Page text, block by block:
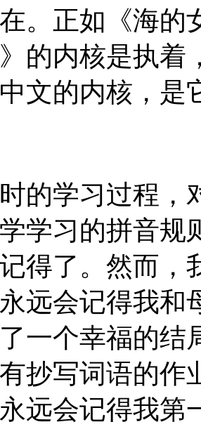
。正如《海的
的内核是执着
文的内核，是
学习过程，
学习的拼音规
得了。然而，
会记得我和
一个幸福的结
抄写词语的作
远会记得我第